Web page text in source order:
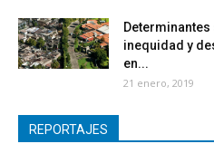
inequidad y
en...
21 enero, 2019
REPORTAJES